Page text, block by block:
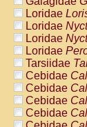
Atelidae
Atelidae
Pitheciidae
Pitheciidae
Pitheciidae
Pitheciidae
Pitheciidae
Pitheciidae
Pitheciidae
Pitheciidae
Loridae
Loridae
Loridae
Loridae
Tarsiidae
Cebidae
Cebidae
Cebidae
Cebidae